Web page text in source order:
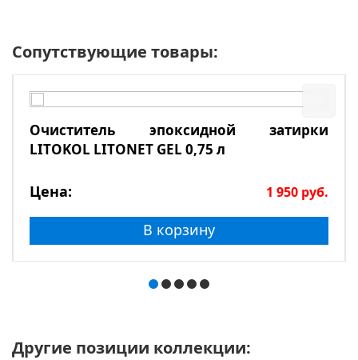
Сопутствующие товары:
Очиститель эпоксидной затирки
LITOKOL LITONET GEL 0,75 л
Цена: 1 950 руб.
В корзину
Другие позиции коллекции: